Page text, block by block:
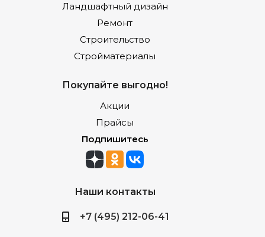
Ландшафтный дизайн
Ремонт
Строительство
Стройматериалы
Покупайте выгодно!
Акции
Прайсы
Подпишитесь
Наши контакты
+7 (495) 212-06-41